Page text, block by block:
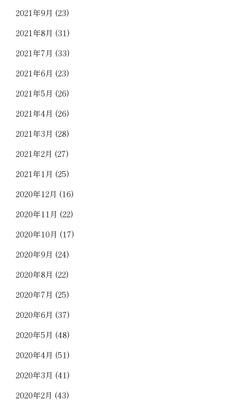
2021年9月 (23)
2021年8月 (31)
2021年7月 (33)
2021年6月 (23)
2021年5月 (26)
2021年4月 (26)
2021年3月 (28)
2021年2月 (27)
2021年1月 (25)
2020年12月 (16)
2020年11月 (22)
2020年10月 (17)
2020年9月 (24)
2020年8月 (22)
2020年7月 (25)
2020年6月 (37)
2020年5月 (48)
2020年4月 (51)
2020年3月 (41)
2020年2月 (43)